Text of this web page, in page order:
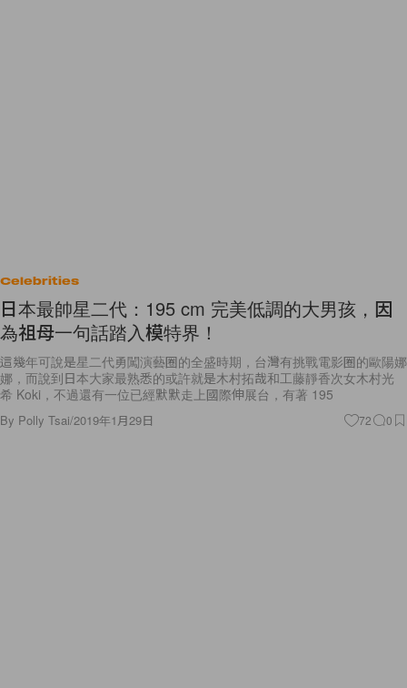
Celebrities
日本最帥星二代：195 cm 完美低調的大男孩，因
為祖母一句話踏入模特界！
這幾年可說是星二代勇闖演藝圈的全盛時期，台灣有挑戰電影圈的歐陽娜
娜，而說到日本大家最熟悉的或許就是木村拓哉和工藤靜香次女木村光
希 Koki，不過還有一位已經默默走上國際伸展台，有著 195
By Polly Tsai/2019年1月29日 72 0